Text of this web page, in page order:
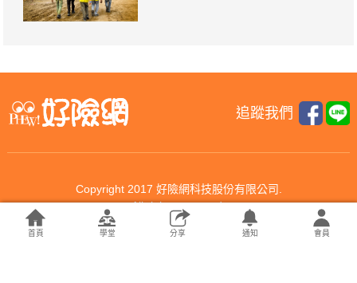
追蹤我們
Copyright 2017 好險網科技股份有限公司.
All rights reserved.